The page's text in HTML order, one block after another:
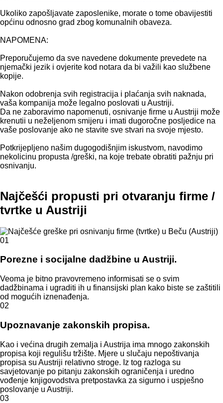
Ukoliko zapošljavate zaposlenike, morate o tome obavijestiti
općinu odnosno grad zbog komunalnih obaveza.
NAPOMENA:
Preporučujemo da sve navedene dokumente prevedete na
njemački jezik i ovjerite kod notara da bi važili kao službene
kopije.
Nakon odobrenja svih registracija i plaćanja svih naknada,
vaša kompanija može legalno poslovati u Austriji.
Da ne zaboravimo napomenuti, osnivanje firme u Austriji može
krenutii u neželjenom smijeru i imati dugoročne posljedice na
vaše poslovanje ako ne stavite sve stvari na svoje mjesto.
Potkrijepljeno našim dugogodišnjim iskustvom, navodimo
nekolicinu propusta /greški, na koje trebate obratiti pažnju pri
osnivanju.
Najčešći propusti pri otvaranju firme /
tvrtke u Austriji
01
Porezne i socijalne dadžbine u Austriji.
Veoma je bitno pravovremeno informisati se o svim
dadžbinama i ugraditi ih u finansijski plan kako biste se zaštitili
od mogućih iznenađenja.
02
Upoznavanje zakonskih propisa.
Kao i većina drugih zemalja i Austrija ima mnogo zakonskih
propisa koji regulišu tržište. Mjere u slučaju nepoštivanja
propisa su Austriji relativno stroge. Iz tog razloga su
savjetovanje po pitanju zakonskih ograničenja i uredno
vođenje knjigovodstva pretpostavka za sigurno i uspješno
poslovanje u Austriji.
03